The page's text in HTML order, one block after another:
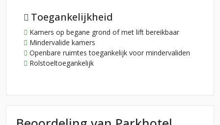
Toegankelijkheid
Kamers op begane grond of met lift bereikbaar
Mindervalide kamers
Openbare ruimtes toegankelijk voor mindervaliden
Rolstoeltoegankelijk